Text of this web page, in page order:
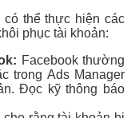
có thể thực hiện các
phục tài khoản:
Facebook thường
trong Ads Manager
Đọc kỹ thông báo